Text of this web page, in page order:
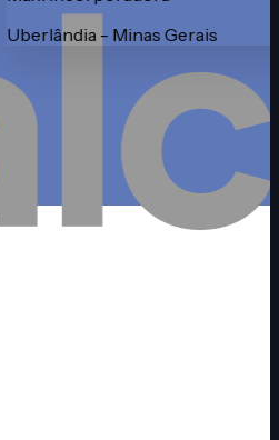
Dwell Construções & Inc